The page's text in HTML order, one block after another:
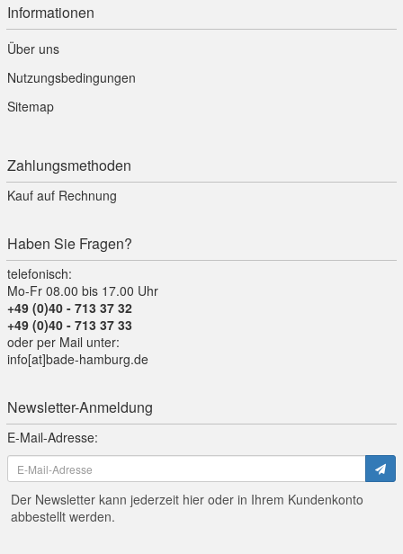
Informationen
Über uns
Nutzungsbedingungen
Sitemap
Zahlungsmethoden
Kauf auf Rechnung
Haben Sie Fragen?
telefonisch:
Mo-Fr 08.00 bis 17.00 Uhr
+49 (0)40 - 713 37 32
+49 (0)40 - 713 37 33
oder per Mail unter:
info[at]bade-hamburg.de
Newsletter-Anmeldung
E-Mail-Adresse:
Der Newsletter kann jederzeit hier oder in Ihrem Kundenkonto
abbestellt werden.